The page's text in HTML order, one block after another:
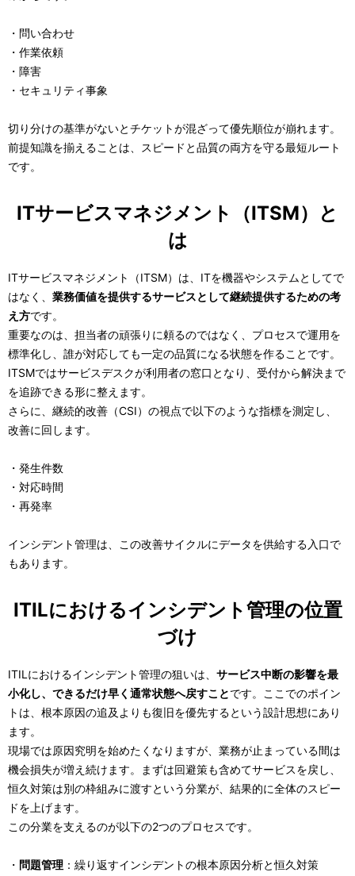
・問い合わせ
・作業依頼
・障害
・セキュリティ事象
切り分けの基準がないとチケットが混ざって優先順位が崩れます。
前提知識を揃えることは、スピードと品質の両方を守る最短ルート
です。
ITサービスマネジメント（ITSM）と
は
ITサービスマネジメント（ITSM）は、ITを機器やシステムとしてで
はなく、 業務価値を提供するサービスとして継続提供するための考
え方です。
重要なのは、担当者の頑張りに頼るのではなく、プロセスで運用を
標準化し、誰が対応しても一定の品質になる状態を作ることです。
ITSMではサービスデスクが利用者の窓口となり、受付から解決まで
を追跡できる形に整えます。
さらに、継続的改善（CSI）の視点で以下のような指標を測定し、
改善に回します。
・発生件数
・対応時間
・再発率
インシデント管理は、この改善サイクルにデータを供給する入口で
もあります。
ITILにおけるインシデント管理の位置
づけ
ITILにおけるインシデント管理の狙いは、 サービス中断の影響を最
小化し、できるだけ早く通常状態へ戻すことです。ここでのポイン
トは、根本原因の追及よりも復旧を優先するという設計思想にあり
ます。
現場では原因究明を始めたくなりますが、業務が止まっている間は
機会損失が増え続けます。まずは回避策も含めてサービスを戻し、
恒久対策は別の枠組みに渡すという分業が、結果的に全体のスピー
ドを上げます。
この分業を支えるのが以下の2つのプロセスです。
・ 問題管理 ：繰り返すインシデントの根本原因分析と恒久対策